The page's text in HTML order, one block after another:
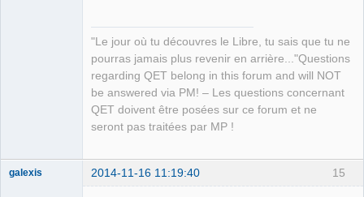
"Le jour où tu découvres le Libre, tu sais que tu ne
pourras jamais plus revenir en arrière..."Questions
regarding QET belong in this forum and will NOT
be answered via PM! – Les questions concernant
QET doivent être posées sur ce forum et ne
seront pas traitées par MP !
15
galexis 2014-11-16 11:19:40